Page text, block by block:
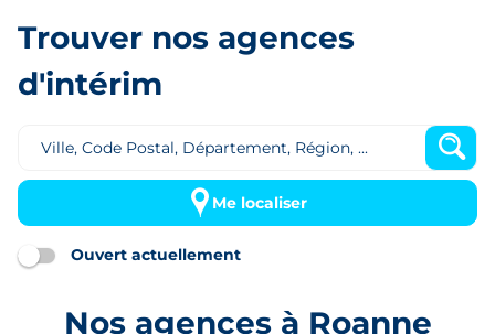
Trouver nos agences
d'intérim
Me localiser
Ouvert actuellement
Nos agences à Roanne